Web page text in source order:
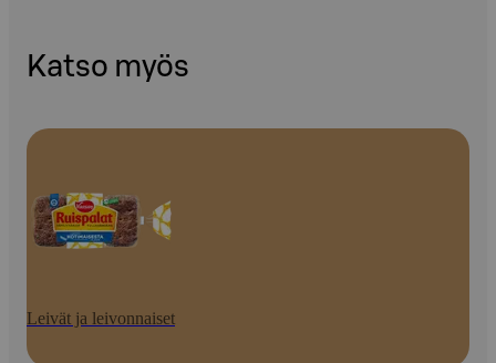
Katso myös
Leivät ja leivonnaiset